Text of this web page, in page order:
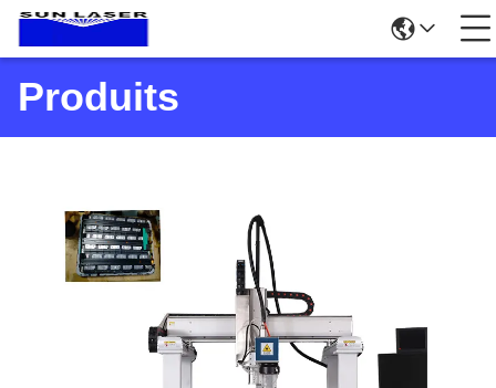
Produits